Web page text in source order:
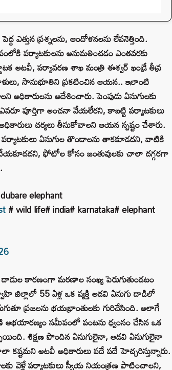
ఎత్తున ప్రశ్నలను, ఆందోళనలను లేవనెత్తింది.
పర్యాటకులను అనుమతించడం ఎంతవరకు
అటవీ, పర్యావరణ శాఖ మంత్రి ఈశ్వర్ ఖండ్రే తీవ్ర
సానుభూతిని ప్రకటించిన ఆయన.. ఇలాంటి
ఆదేశించారు. పెంపుడు ఏనుగులకు
పూర్తిగా అంచనా వేయలేరని, కాబట్టి పర్యాటకులు
చర్యలు తీసుకోవాలని ఆయన స్పష్టం చేశారు.
ఏనుగుల తొండాలను తాకకూడదని, వాటికి
ఫోటోల కోసం జంతువులకు చాలా దగ్గరగా
elephant
# wild life# india# karnataka# elephant
కారణంగా మరణాల సంఖ్య పెరుగుతుండటం
జిల్లాలో 55 ఏళ్ల ఒక వ్యక్తి అడవి ఏనుగు దాడిలో
ప్రజలను భయభ్రాంతులకు గురిచేసింది. అలాగే
సమీపంలో పంటను ధ్వంసం చేసిన ఒక
శిక్షణ పొందిన ఏనుగులైనా, అడవి ఏనుగులైనా
కష్టమని అటవీ అధికారులు పదే పదే హెచ్చరిస్తున్నారు.
వెళ్లే పర్యాటకులు స్వీయ నియంత్రణ పాటించాలని,